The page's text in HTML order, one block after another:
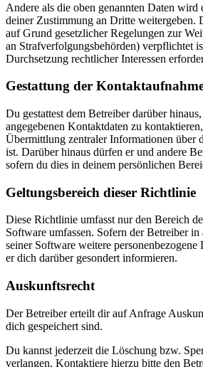
Andere als die oben genannten Daten wird
deiner Zustimmung an Dritte weitergeben.
auf Grund gesetzlicher Regelungen zur
an Strafverfolgungsbehörden) verpflichtet
Durchsetzung rechtlicher Interessen
Gestattung der
Du gestattest dem Betreiber darüber
angegebenen Kontaktdaten zu
Übermittlung zentraler Informationen über
ist. Darüber hinaus dürfen er und andere
sofern du dies in deinem persönlichen
Geltungsbereich dieser Richtlinie
Diese Richtlinie umfasst nur den Bereich
Software umfassen. Sofern der Betreiber in
seiner Software weitere
er dich darüber gesondert informieren.
Auskunftsrecht
Der Betreiber erteilt dir auf Anfrage
dich gespeichert sind.
Du kannst jederzeit die Löschung bzw.
verlangen. Kontaktiere hierzu bitte den